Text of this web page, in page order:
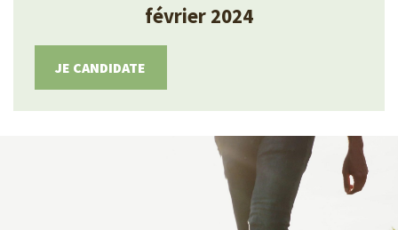
février 2024
JE CANDIDATE